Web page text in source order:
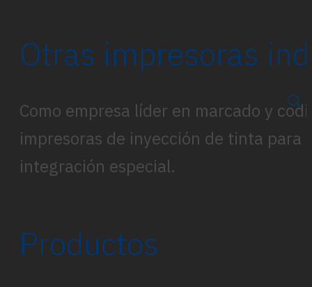
Otras impresoras
Como empresa líder en marcado y
impresoras de inyección de tinta para
integración especial.
Productos